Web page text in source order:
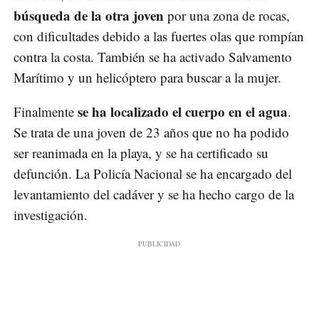
búsqueda de la otra joven por una zona de rocas,
con dificultades debido a las fuertes olas que rompían
contra la costa. También se ha activado Salvamento
Marítimo y un helicóptero para buscar a la mujer.
Finalmente se ha localizado el cuerpo en el agua.
Se trata de una joven de 23 años que no ha podido
ser reanimada en la playa, y se ha certificado su
defunción. La Policía Nacional se ha encargado del
levantamiento del cadáver y se ha hecho cargo de la
investigación.